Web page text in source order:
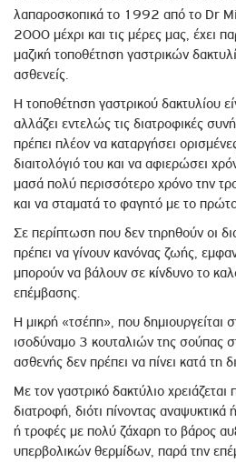
λαπαροσκοπικά το 1992 από το Dr
2000 µέχρι και τις µέρες µας, έχει
µαζική τοποθέτηση γαστρικών
ασθενείς.
Η τοποθέτηση γαστρικού δακτυλίου
αλλάζει εντελώς τις διατροφικές
πρέπει πλέον να καταργήσει
διαιτολόγιό του και να αφιερώσει
µασά πολύ περισσότερο χρόνο την
και να σταµατά το φαγητό µε το
Σε περίπτωση που δεν τηρηθούν οι
πρέπει να γίνουν κανόνας ζωής,
µπορούν να βάλουν σε κίνδυνο το
επέμβασης.
Η µικρή «τσέπη», που δημιουργείται
ισοδύναμο 3 κουταλιών της σούπας
ασθενής δεν πρέπει να πίνει κατά τη
Με τον γαστρικό δακτύλιο
διατροφή, διότι πίνοντας
ή τροφές µε πολύ ζάχαρη το βάρος
υπερβολικών θερµίδων, παρά την